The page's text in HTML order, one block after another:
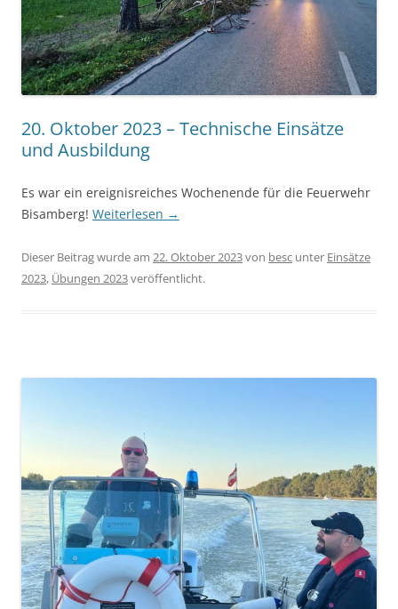
20. Oktober 2023 – Technische Einsätze
und Ausbildung
Es war ein ereignisreiches Wochenende für die Feuerwehr
Bisamberg! Weiterlesen →
Dieser Beitrag wurde am 22. Oktober 2023von besc unter Einsätze
2023, Übungen 2023veröffentlicht.